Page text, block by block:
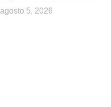
agosto 5, 2026